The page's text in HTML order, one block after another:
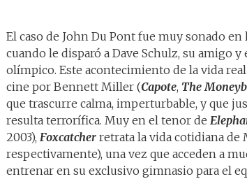
El caso de John Du Pont fue muy sonado en
cuando le disparó a Dave Schulz, su amigo y
olímpico. Este acontecimiento de la vida
cine por Bennett Miller (Capote, The
que trascurre calma, imperturbable, y que
resulta terrorífica. Muy en el tenor de
2003), Foxcatcher retrata la vida cotidiana de
respectivamente), una vez que acceden a
entrenar en su exclusivo gimnasio para el